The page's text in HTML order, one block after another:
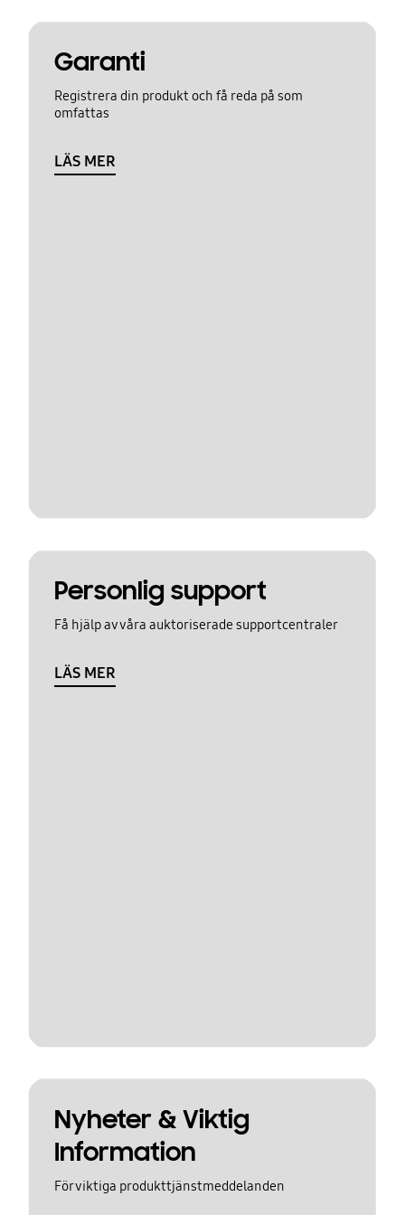
Garanti
Registrera din produkt och få reda på som
omfattas
LÄS MER
Personlig support
Få hjälp av våra auktoriserade supportcentraler
LÄS MER
Nyheter & Viktig
Information
För viktiga produkttjänstmeddelanden